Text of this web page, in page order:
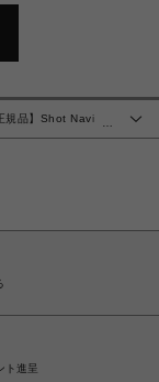
…
規品】Shot Navi
ト進呈